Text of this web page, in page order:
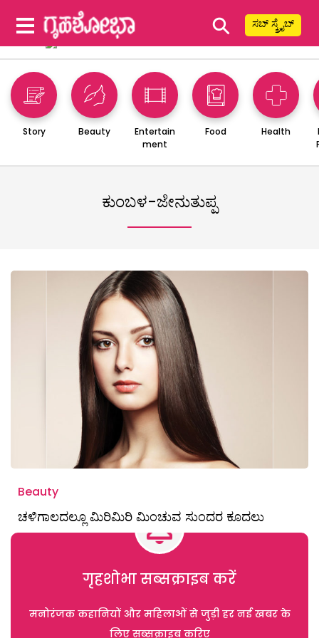
⚲ ಸಬ್ ಸ್ಕ್ರೈಬ್
Story Beauty
Entertain
ment
Food Health
ಕುಂಬಳ-ಜೇನುತುಪ್ಪ
Beauty
ಚಳಿಗಾಲದಲ್ಲೂ ಮಿರಿಮಿರಿ ಮಿಂಚುವ ಸುಂದರ ಕೂದಲು
गृहशोभा सब्सक्राइब करें
मनोरंजक कहानियों और महिलाओं से जुड़ी हर नई खबर के
लिए सब्सक्राइब करिए